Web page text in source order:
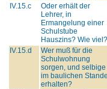
IV.15.c
Oder erhält der
Lehrer, in
Ermangelung einer
Schulstube
Hauszins? Wie viel?
IV.15.d
Wer muß für die
Schulwohnung
sorgen, und selbige
im baulichen
erhalten?